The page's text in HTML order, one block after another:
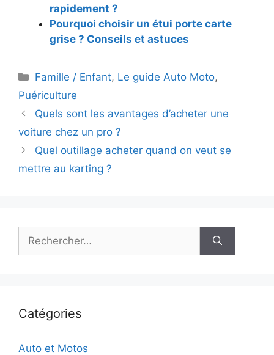
rapidement ?
Pourquoi choisir un étui porte carte
grise ? Conseils et astuces
Catégories
Famille / Enfant, Le guide Auto Moto,
Puériculture
Quels sont les avantages d’acheter une
voiture chez un pro ?
Quel outillage acheter quand on veut se
mettre au karting ?
Catégories
Auto et Motos